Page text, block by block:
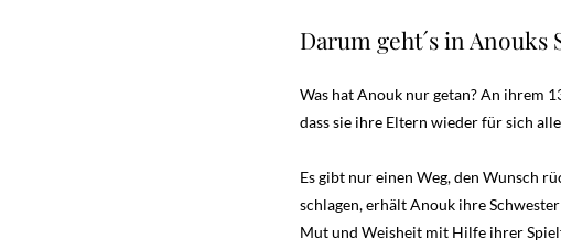
Darum geht´s in Anouks
Was hat Anouk nur getan? An ihrem
dass sie ihre Eltern wieder für sich
Es gibt nur einen Weg, den Wunsch
schlagen, erhält Anouk ihre
Mut und Weisheit mit Hilfe ihrer